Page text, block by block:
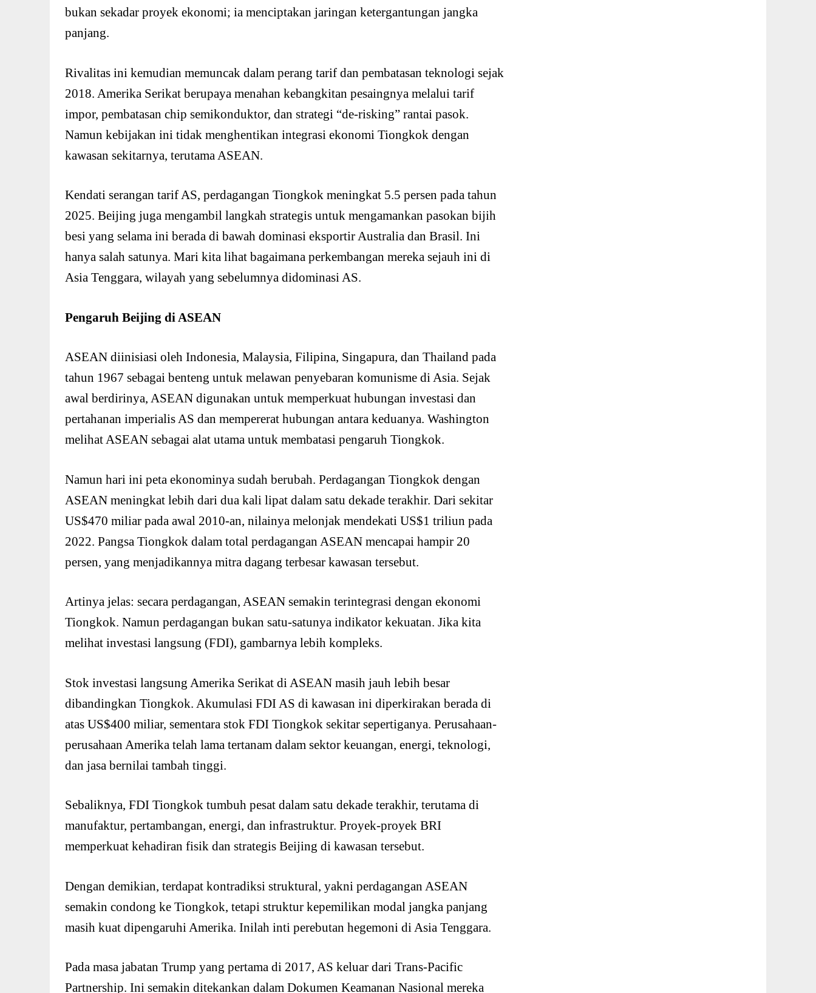
bukan sekadar proyek ekonomi; ia menciptakan jaringan ketergantungan jangka
panjang.
Rivalitas ini kemudian memuncak dalam perang tarif dan pembatasan teknologi sejak
2018. Amerika Serikat berupaya menahan kebangkitan pesaingnya melalui tarif
impor, pembatasan chip semikonduktor, dan strategi “de-risking” rantai pasok.
Namun kebijakan ini tidak menghentikan integrasi ekonomi Tiongkok dengan
kawasan sekitarnya, terutama ASEAN.
Kendati serangan tarif AS, perdagangan Tiongkok meningkat 5.5 persen pada tahun
2025. Beijing juga mengambil langkah strategis untuk mengamankan pasokan bijih
besi yang selama ini berada di bawah dominasi eksportir Australia dan Brasil. Ini
hanya salah satunya. Mari kita lihat bagaimana perkembangan mereka sejauh ini di
Asia Tenggara, wilayah yang sebelumnya didominasi AS.
Pengaruh Beijing di ASEAN
ASEAN diinisiasi oleh Indonesia, Malaysia, Filipina, Singapura, dan Thailand pada
tahun 1967 sebagai benteng untuk melawan penyebaran komunisme di Asia. Sejak
awal berdirinya, ASEAN digunakan untuk memperkuat hubungan investasi dan
pertahanan imperialis AS dan mempererat hubungan antara keduanya. Washington
melihat ASEAN sebagai alat utama untuk membatasi pengaruh Tiongkok.
Namun hari ini peta ekonominya sudah berubah. Perdagangan Tiongkok dengan
ASEAN meningkat lebih dari dua kali lipat dalam satu dekade terakhir. Dari sekitar
US$470 miliar pada awal 2010-an, nilainya melonjak mendekati US$1 triliun pada
2022. Pangsa Tiongkok dalam total perdagangan ASEAN mencapai hampir 20
persen, yang menjadikannya mitra dagang terbesar kawasan tersebut.
Artinya jelas: secara perdagangan, ASEAN semakin terintegrasi dengan ekonomi
Tiongkok. Namun perdagangan bukan satu-satunya indikator kekuatan. Jika kita
melihat investasi langsung (FDI), gambarnya lebih kompleks.
Stok investasi langsung Amerika Serikat di ASEAN masih jauh lebih besar
dibandingkan Tiongkok. Akumulasi FDI AS di kawasan ini diperkirakan berada di
atas US$400 miliar, sementara stok FDI Tiongkok sekitar sepertiganya. Perusahaan-
perusahaan Amerika telah lama tertanam dalam sektor keuangan, energi, teknologi,
dan jasa bernilai tambah tinggi.
Sebaliknya, FDI Tiongkok tumbuh pesat dalam satu dekade terakhir, terutama di
manufaktur, pertambangan, energi, dan infrastruktur. Proyek-proyek BRI
memperkuat kehadiran fisik dan strategis Beijing di kawasan tersebut.
Dengan demikian, terdapat kontradiksi struktural, yakni perdagangan ASEAN
semakin condong ke Tiongkok, tetapi struktur kepemilikan modal jangka panjang
masih kuat dipengaruhi Amerika. Inilah inti perebutan hegemoni di Asia Tenggara.
Pada masa jabatan Trump yang pertama di 2017, AS keluar dari Trans-Pacific
Partnership. Ini semakin ditekankan dalam Dokumen Keamanan Nasional mereka